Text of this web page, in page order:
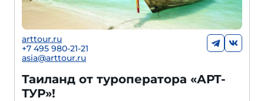
arttour.ru
+7 495 980-21-21
asia@arttour.ru
Таиланд от туроператора «АРТ-
ТУР»!